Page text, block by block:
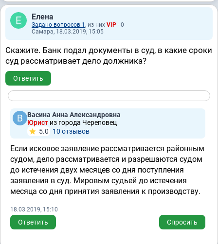
Елена
Задано вопросов 1 , из них VIP - 0
Самара, 18.03.2019, 15:05
Скажите. Банк подал документы в суд, в какие сроки
суд рассматривает дело должника?
Ответить
Васина Анна Александровна
Юрист из города Череповец
5.0
10 отзывов
Если исковое заявление рассматривается районным
судом, дело рассматривается и разрешаются судом
до истечения двух месяцев со дня поступления
заявления в суд. Мировым судьей до истечения
месяца со дня принятия заявления к производству.
18.03.2019, 15:10
Ответить Спросить